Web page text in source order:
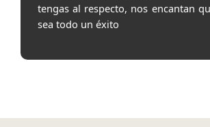
tengas al respecto, nos encantan
sea todo un éxito